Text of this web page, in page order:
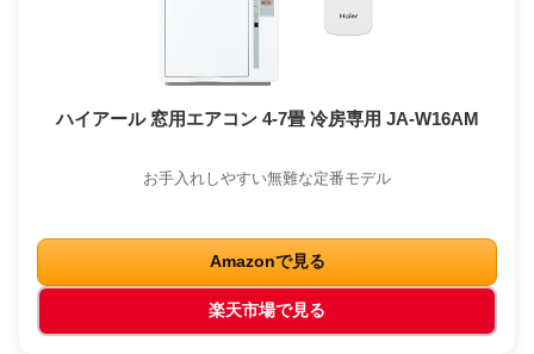
ハイアール 窓用エアコン 4-7畳 冷房専用 JA-W16AM
お手入れしやすい無難な定番モデル
Amazonで見る
楽天市場で見る